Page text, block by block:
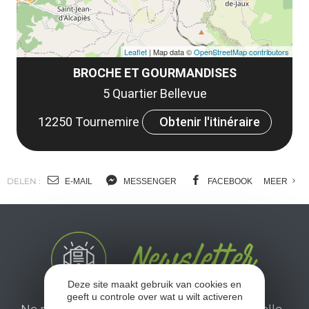
BROCHE ET GOURMANDISES
5 Quartier Bellevue
12250 Tournemire
Obtenir l'itinéraire
Leaflet | Map data ©OpenStreetMap contributors
DELEN : E-MAIL MESSENGER FACEBOOK MEER
Deze site maakt gebruik van cookies en
geeft u controle over wat u wilt activeren